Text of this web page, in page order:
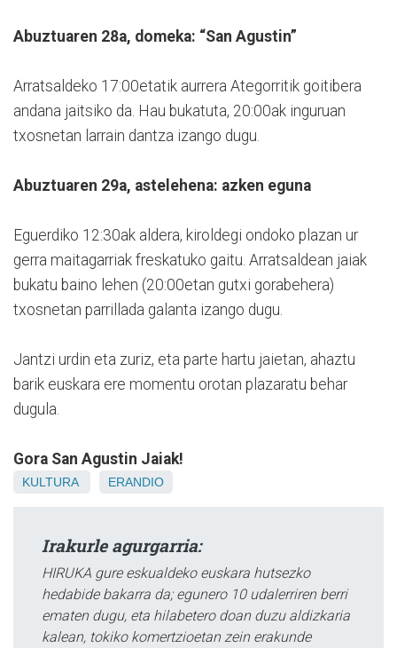
Abuztuaren 28a, domeka: “San Agustin”
Arratsaldeko 17:00etatik aurrera Ategorritik goitibera
andana jaitsiko da. Hau bukatuta, 20:00ak inguruan
txosnetan larrain dantza izango dugu.
Abuztuaren 29a, astelehena: azken eguna
Eguerdiko 12:30ak aldera, kiroldegi ondoko plazan ur
gerra maitagarriak freskatuko gaitu. Arratsaldean jaiak
bukatu baino lehen (20:00etan gutxi gorabehera)
txosnetan parrillada galanta izango dugu.
Jantzi urdin eta zuriz, eta parte hartu jaietan, ahaztu
barik euskara ere momentu orotan plazaratu behar
dugula.
Gora San Agustin Jaiak!
KULTURA ERANDIO
Irakurle agurgarria:
HIRUKA gure eskualdeko euskara hutsezko
hedabide bakarra da; egunero 10 udalerriren berri
ematen dugu, eta hilabetero doan duzu aldizkaria
kalean, tokiko komertzioetan zein erakunde